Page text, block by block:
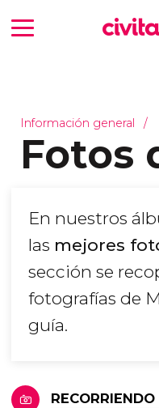
Información general
Fotos
En nuestros
las mejores
sección se
fotografías de
guía.